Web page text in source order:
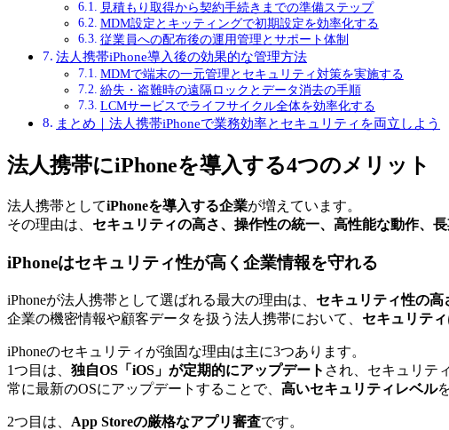
見積もり取得から契約手続きまでの準備ステップ
MDM設定とキッティングで初期設定を効率化する
従業員への配布後の運用管理とサポート体制
法人携帯iPhone導入後の効果的な管理方法
MDMで端末の一元管理とセキュリティ対策を実施する
紛失・盗難時の遠隔ロックとデータ消去の手順
LCMサービスでライフサイクル全体を効率化する
まとめ｜法人携帯iPhoneで業務効率とセキュリティを両立しよう
法人携帯にiPhoneを導入する4つのメリット
法人携帯としてiPhoneを導入する企業が増えています。
その理由は、 セキュリティの高さ、操作性の統一、高性能な動作、
iPhoneはセキュリティ性が高く企業情報を守れる
iPhoneが法人携帯として選ばれる最大の理由は、 セキュリティ性の高
企業の機密情報や顧客データを扱う法人携帯において、 セキュリテ
iPhoneのセキュリティが強固な理由は主に3つあります。
1つ目は、 独自OS「iOS」が定期的にアップデート され、セキュリテ
常に最新のOSにアップデートすることで、 高いセキュリティレベル
2つ目は、 App Storeの厳格なアプリ審査です。